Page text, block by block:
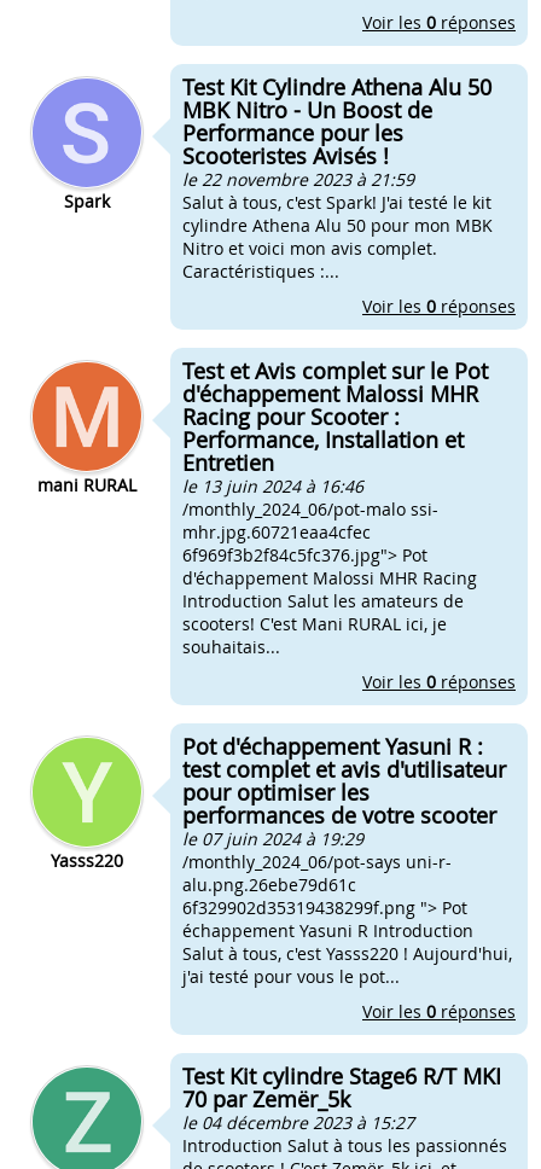
Voir les 0 réponses
Spark
Test Kit Cylindre Athena Alu 50
MBK Nitro - Un Boost de
Performance pour les
Scooteristes Avisés !
le 22 novembre 2023 à 21:59
Salut à tous, c'est Spark! J'ai testé le kit
cylindre Athena Alu 50 pour mon MBK
Nitro et voici mon avis complet.
Caractéristiques :...
Voir les 0 réponses
mani RURAL
Test et Avis complet sur le Pot
d'échappement Malossi MHR
Racing pour Scooter :
Performance, Installation et
Entretien
le 13 juin 2024 à 16:46
/monthly_2024_06/pot-malo ssi-
mhr.jpg.60721eaa4cfec
6f969f3b2f84c5fc376.jpg"> Pot
d'échappement Malossi MHR Racing
Introduction Salut les amateurs de
scooters! C'est Mani RURAL ici, je
souhaitais...
Voir les 0 réponses
Yasss220
Pot d'échappement Yasuni R :
test complet et avis d'utilisateur
pour optimiser les
performances de votre scooter
le 07 juin 2024 à 19:29
/monthly_2024_06/pot-says uni-r-
alu.png.26ebe79d61c
6f329902d35319438299f.png "> Pot
échappement Yasuni R Introduction
Salut à tous, c'est Yasss220 ! Aujourd'hui,
j'ai testé pour vous le pot...
Voir les 0 réponses
Test Kit cylindre Stage6 R/T MKI
70 par Zemër_5k
le 04 décembre 2023 à 15:27
Introduction Salut à tous les passionnés